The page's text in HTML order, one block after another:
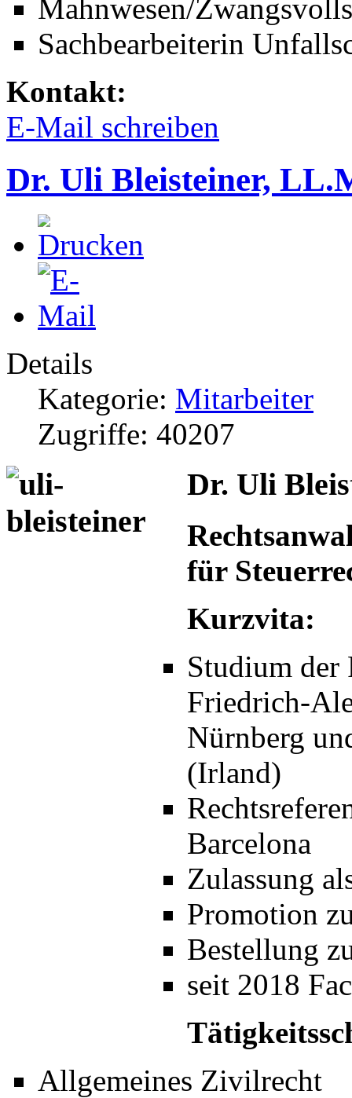
Mahnwesen/
Sachbearbeiterin
Kontakt:
E-Mail schreiben
Dr. Uli Bleisteiner,
Details
Kategorie: Mitarbeiter
Zugriffe: 40207
Dr. Uli
für
Kurzvita:
Studium der
Friedrich-
Nürnberg
(Irland)
Barcelona
Zulassung
Promotion
Bestellung
seit 2018
Allgemeines Zivilrecht